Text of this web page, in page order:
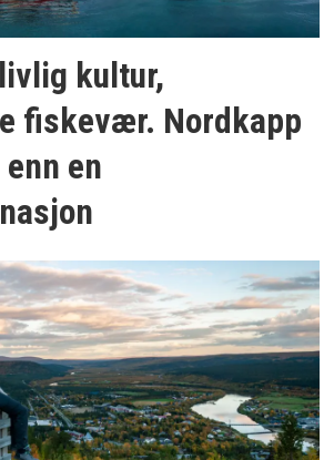
kultur,
fiskevær. Nordkapp
en